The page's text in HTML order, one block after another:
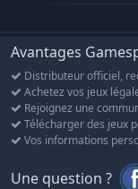
Avantages
Distributeur officiel,
Achetez vos jeux
Rejoignez une
Télécharger des jeux
Vos informations
Une question ?